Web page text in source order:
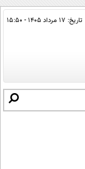
تاریخ: ۱۷ مرداد ۱۴۰۵ - ۱۵:۵۰